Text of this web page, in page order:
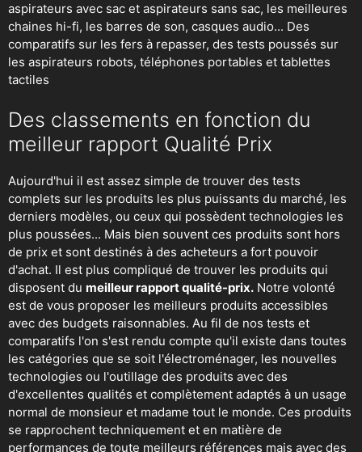
aspirateurs avec sac et aspirateurs sans sac, les meilleures
chaines hi-fi, les barres de son, casques audio... Des
comparatifs sur les fers à repasser, des tests poussés sur
les aspirateurs robots, téléphones portables et tablettes
tactiles
Des classements en fonction du
meilleur rapport Qualité Prix
Aujourd'hui il est assez simple de trouver des tests
complets sur les produits les plus puissants du marché, les
derniers modèles, ou ceux qui possèdent technologies les
plus poussées... Mais bien souvent ces produits sont hors
de prix et sont destinés à des acheteurs a fort pouvoir
d'achat. Il est plus compliqué de trouver les produits qui
disposent du meilleur rapport qualité-prix. Notre volonté
est de vous proposer les meilleurs produits accessibles
avec des budgets raisonnables. Au fil de nos tests et
comparatifs l'on s'est rendu compte qu'il existe dans toutes
les catégories que se soit l'électroménager, les nouvelles
technologies ou l'outillage des produits avec des
d'excellentes qualités et complètement adaptés à un usage
normal de monsieur et madame tout le monde. Ces produits
se rapprochent techniquement et en matière de
performances de toute meilleurs références mais avec des